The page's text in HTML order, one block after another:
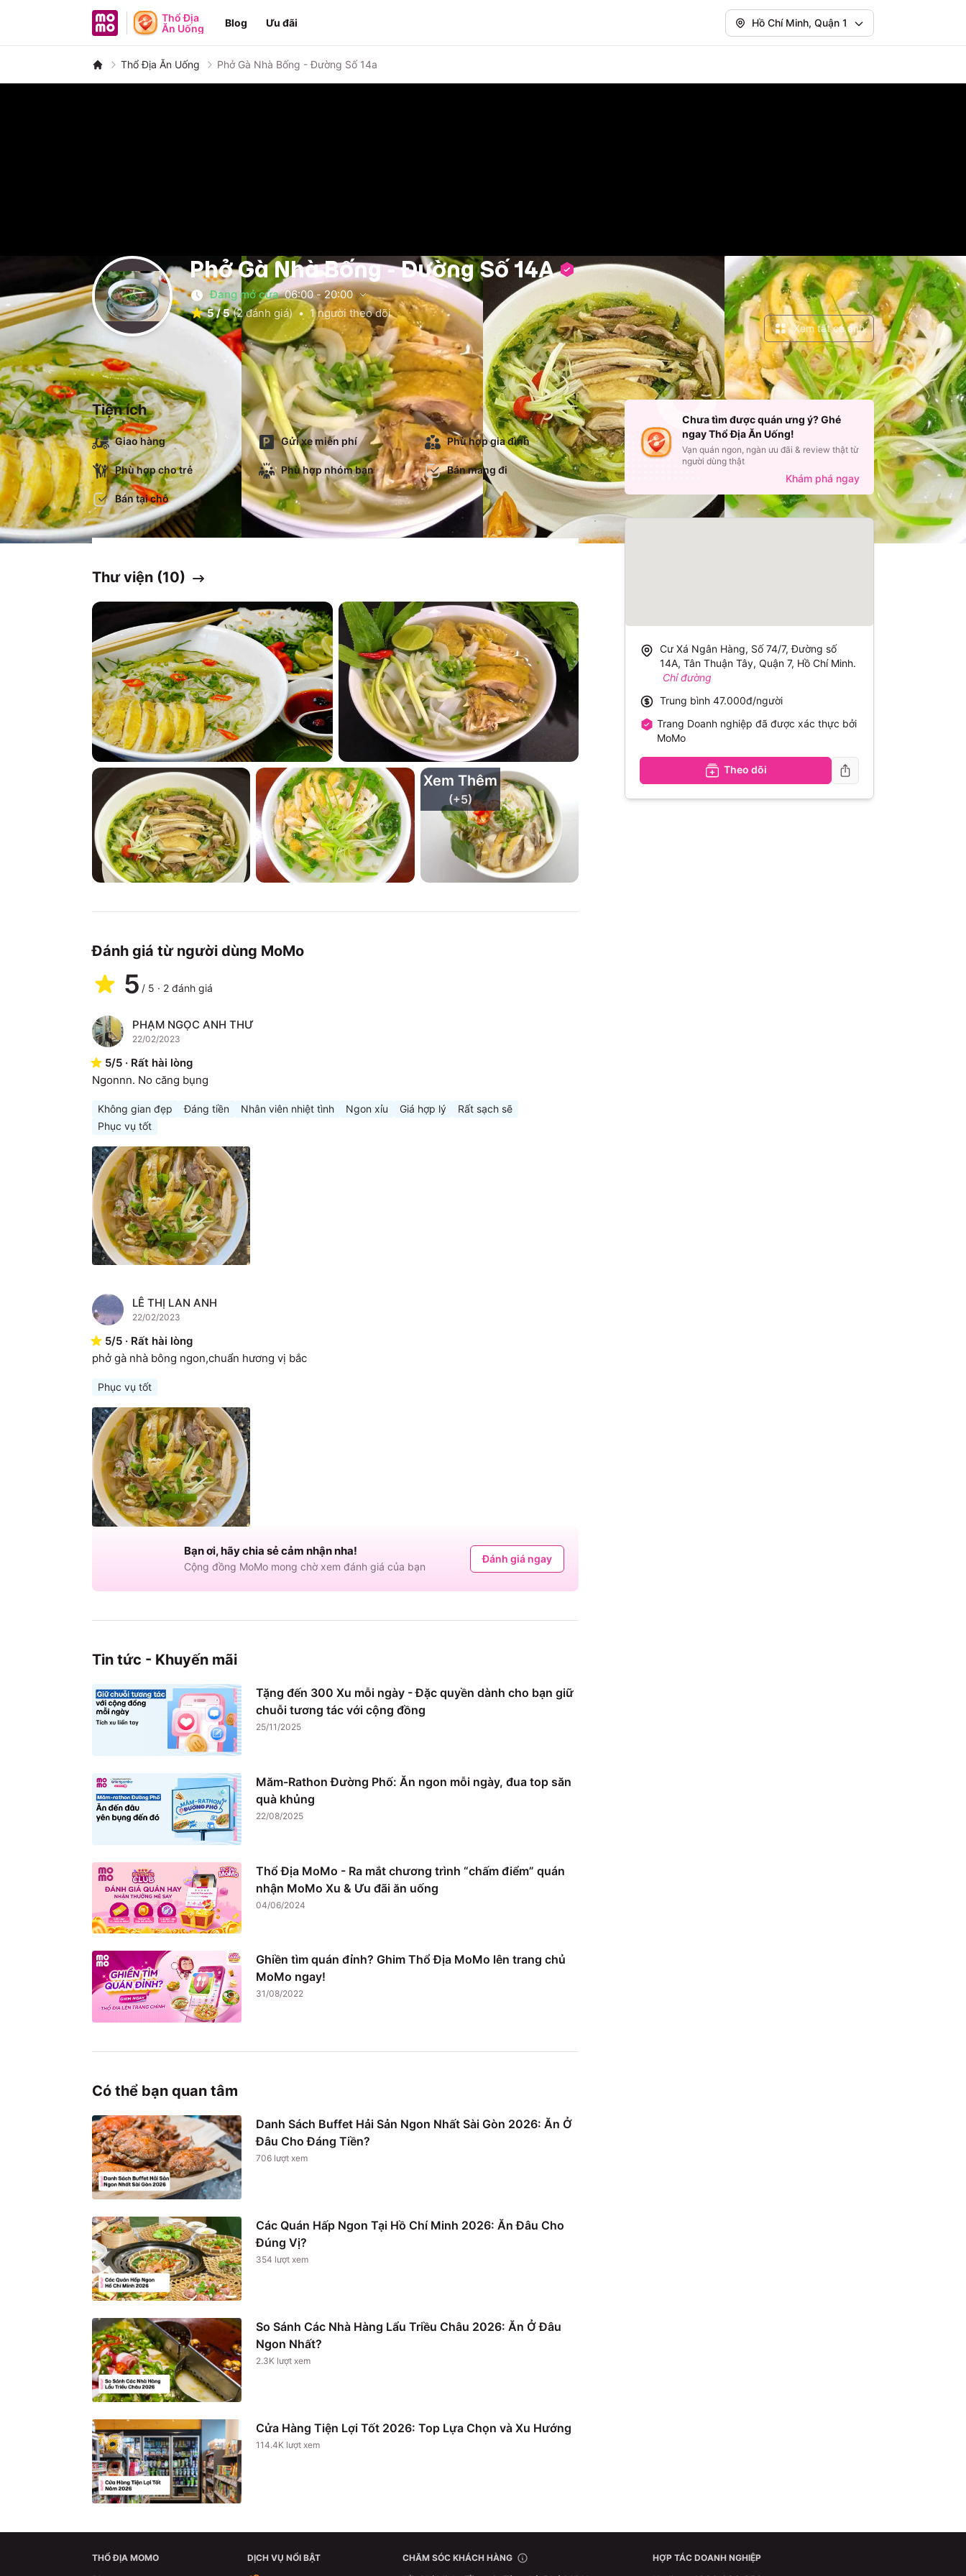
MoMo - Ứng dụng tài chính
Thổ Địa
Ăn Uống
Blog Ưu đãi Hồ Chí Minh, Quận 1
Thổ Địa Ăn Uống Phở Gà Nhà Bống - Đường Số 14a
Phở Gà Nhà Bống - Đường Số 14A
Đang mở cửa 06:00- 20:00
5/5 (2 đánh giá) • 1người theo dõi
Xem tất cả ảnh
Tiện ích
Giao hàng Gửi xe miễn phí Phù hợp gia đình
Phù hợp cho trẻ Phù hợp nhóm bạn Bán mang đi
Bán tại chỗ
Thư viện (10)
Xem Thêm
(+5)
Đánh giá từ người dùng MoMo
5 / 5 · 2 đánh giá
P PHẠM NGỌC ANH THƯ
22/02/2023
5/5 · Rất hài lòng
Ngonnn. No căng bụng
Không gian đẹp Đáng tiền Nhân viên nhiệt tình Ngon xỉu Giá hợp lý
Rất sạch sẽ
Phục vụ tốt
L LÊ THỊ LAN ANH
22/02/2023
5/5 · Rất hài lòng
phở gà nhà bông ngon,chuẩn hương vị bắc
Phục vụ tốt
Bạn ơi, hãy chia sẻ cảm nhận nha!
Cộng đồng MoMo mong chờ xem đánh giá của bạn
Đánh giá ngay
Tin tức - Khuyến mãi
Tặng đến 300 Xu mỗi ngày - Đặc quyền dành cho bạn giữ
chuỗi tương tác với cộng đồng
25/11/2025
Măm-Rathon Đường Phố: Ăn ngon mỗi ngày, đua top săn
quà khủng
22/08/2025
Thổ Địa MoMo - Ra mắt chương trình “chấm điểm” quán
nhận MoMo Xu & Ưu đãi ăn uống
04/06/2024
Ghiền tìm quán đỉnh? Ghim Thổ Địa MoMo lên trang chủ
MoMo ngay!
31/08/2022
Có thể bạn quan tâm
Danh Sách Buffet Hải Sản Ngon Nhất Sài Gòn 2026: Ăn Ở
Đâu Cho Đáng Tiền?
706 lượt xem
Các Quán Hấp Ngon Tại Hồ Chí Minh 2026: Ăn Đâu Cho
Đúng Vị?
354 lượt xem
So Sánh Các Nhà Hàng Lẩu Triều Châu 2026: Ăn Ở Đâu
Ngon Nhất?
2.3K lượt xem
Cửa Hàng Tiện Lợi Tốt 2026: Top Lựa Chọn và Xu Hướng
114.4K lượt xem
Cư Xá Ngân Hàng, Số 74/7, Đường số
14A, Tân Thuận Tây, Quận 7, Hồ Chí Minh.
Chỉ đường
Trung bình 47.000đ/người
Trang Doanh nghiệp đã được xác thực bởi
MoMo
Theo dõi
Chưa tìm được quán ưng ý? Ghé
ngay Thổ Địa Ăn Uống!
Vạn quán ngon, ngàn ưu đãi & review thật từ
người dùng thật
Khám phá ngay
THỔ ĐỊA MOMO DỊCH VỤ NỔI BẬT CHĂM SÓC KHÁCH HÀNG HỢP TÁC DOANH NGHIỆP